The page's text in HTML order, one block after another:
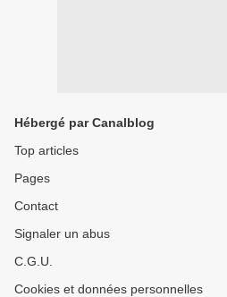
Hébergé par Canalblog
Top articles
Pages
Contact
Signaler un abus
C.G.U.
Cookies et données personnelles